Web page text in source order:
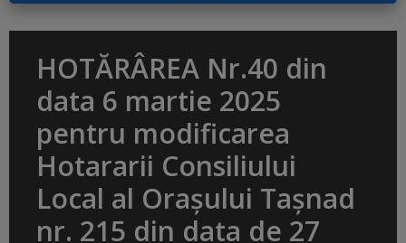
HOTĂRÂREA Nr.40 din
data 6 martie 2025
pentru modificarea
Hotararii Consiliului
Local al Orașului Tașnad
nr. 215 din data de 27